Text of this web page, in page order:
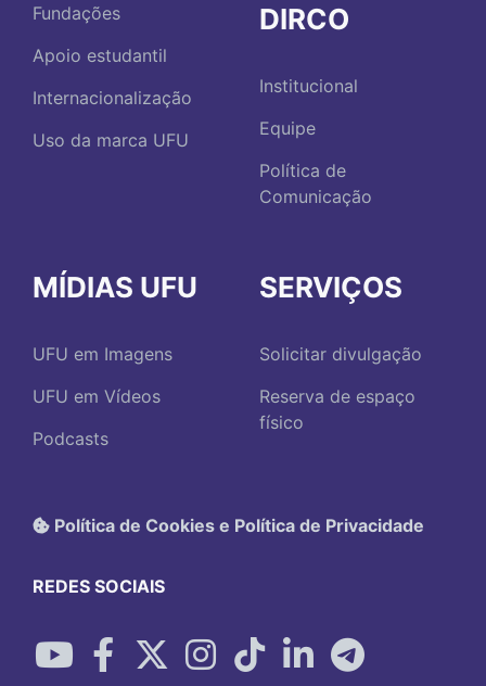
Fundações
Apoio estudantil
Internacionalização
Uso da marca UFU
DIRCO
Institucional
Equipe
Política de
Comunicação
MÍDIAS UFU
UFU em Imagens
UFU em Vídeos
Podcasts
SERVIÇOS
Solicitar divulgação
Reserva de espaço
físico
Política de Cookies e Política de Privacidade
REDES SOCIAIS